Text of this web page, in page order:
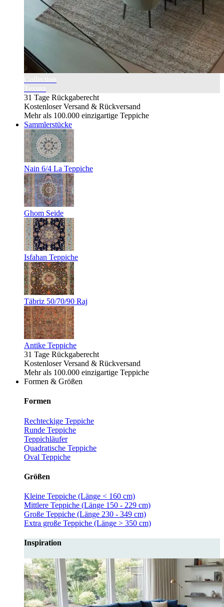
31 Tage Rückgaberecht
Kostenloser Versand & Rückversand
Mehr als 100.000 einzigartige Teppiche
Sammlerstücke
Nain 6/4 La Teppiche
Ghom Seide
Isfahan Teppiche
Täbriz 50/70/90 Raj
Antike Teppiche
31 Tage Rückgaberecht
Kostenloser Versand & Rückversand
Mehr als 100.000 einzigartige Teppiche
Formen & Größen
Formen
Rechteckige Teppiche
Runde Teppiche
Teppichläufer
Quadratische Teppiche
Oval Teppiche
Größen
Kleine Teppiche (Länge < 160 cm)
Mittlere Teppiche (Länge 150 - 229 cm)
Große Teppiche (Länge 230 - 349 cm)
Extra große Teppiche (Länge > 350 cm)
Inspiration